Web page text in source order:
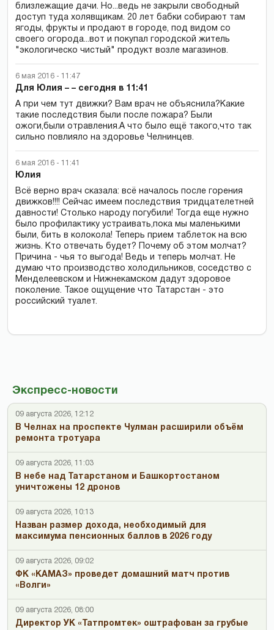
Экспресс-новости
09 августа 2026, 12:12
В Челнах на проспекте Чулман расширили объём
ремонта тротуара
09 августа 2026, 11:03
В небе над Татарстаном и Башкортостаном
уничтожены 12 дронов
09 августа 2026, 10:13
Назван размер дохода, необходимый для
максимума пенсионных баллов в 2026 году
09 августа 2026, 09:02
ФК «КАМАЗ» проведет домашний матч против
«Волги»
09 августа 2026, 08:00
Директор УК «Татпромтек» оштрафован за грубые
близлежащие дачи. Но...ведь не закрыли свободный
доступ туда холявщикам. 20 лет бабки собирают там
ягоды, фрукты и продают в городе, под видом со
своего огорода...вот и покупал городской житель
"экологическо чистый" продукт возле магазинов.
6 мая 2016 - 11:47
Для Юлия – – сегодня в 11:41
А при чем тут движки? Вам врач не объяснила?Какие
такие последствия были после пожара? Были
ожоги,были отравления.А что было ещё такого,что так
сильно повлияло на здоровье Челнинцев.
6 мая 2016 - 11:41
Юлия
Всё верно врач сказала: всё началось после горения
движков!!!! Сейчас имеем последствия тридцателетней
давности! Столько народу погубили! Тогда еще нужно
было профилактику устраивать,пока мы маленькими
были, бить в колокола! Теперь прием таблеток на всю
жизнь. Кто отвечать будет? Почему об этом молчат?
Причина - чья то выгода! Ведь и теперь молчат. Не
думаю что производство холодильников, соседство с
Менделеевском и Нижнекамском дадут здоровое
поколение. Такое ощущение что Татарстан - это
российский туалет.